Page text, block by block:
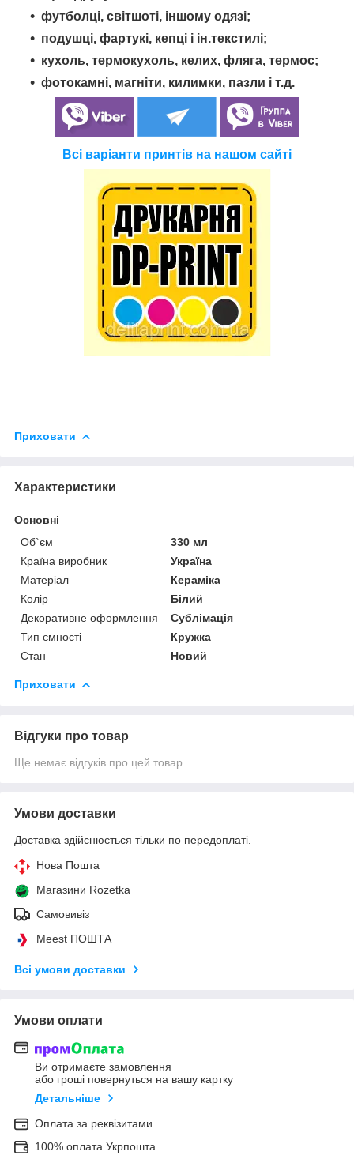
футболці, світшоті, іншому одязі;
подушці, фартукі, кепці і ін.текстилі;
кухоль, термокухоль, келих, фляга, термос;
фотокамні, магніти, килимки, пазли і т.д.
Всі варіанти принтів на нашом сайті
Приховати
Характеристики
Основні
Об`єм
330 мл
Країна виробник
Україна
Матеріал
Кераміка
Колір
Білий
Декоративне оформлення
Сублімація
Тип ємності
Кружка
Стан
Новий
Приховати
Відгуки про товар
Ще немає відгуків про цей товар
Умови доставки
Доставка здійснюється тільки по передоплаті.
Нова Пошта
Магазини Rozetka
Самовивіз
Meest ПОШТА
Всі умови доставки
Умови оплати
Ви отримаєте замовлення
або гроші повернуться на вашу картку
Детальніше
Оплата за реквізитами
100% оплата Укрпошта